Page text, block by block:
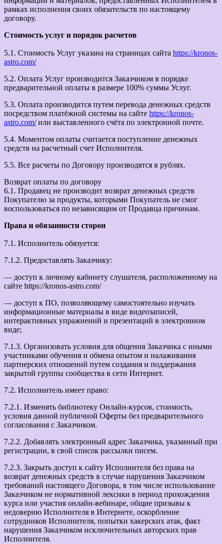
рамках исполнения своих обязательств по настоящему
договору.
Стоимость услуг и порядок расчетов
5.1. Стоимость Услуг указана на страницах сайта https://kronos-
astro.com/
5.2. Оплата Услуг производится Заказчиком в порядке
предварительной оплаты в размере 100% суммы Услуг.
5.3. Оплата производится путем перевода денежных средств
посредством платёжной системы на сайте https://kronos-
astro.com/или выставленного счёта по электронной почте.
5.4. Моментом оплаты считается поступление денежных
средств на расчетный счет Исполнителя.
5.5. Все расчеты по Договору производятся в рублях.
Возврат оплаты по договору
6.1. Продавец не производит возврат денежных средств
Покупателю за продукты, которыми Покупатель не смог
воспользоваться по независящим от Продавца причинам.
Права и обязанности сторон
7.1. Исполнитель обязуется:
7.1.2. Предоставлять Заказчику:
— доступ к личному кабинету слушателя, расположенному на
сайте https://kronos-astro.com/
— доступ к ПО, позволяющему самостоятельно изучать
информационные материалы в виде видеозаписей,
интерактивных упражнений и презентаций в электронном
виде;
7.1.3. Организовать условия для общения Заказчика с иными
участниками обучения и обмена опытом и налаживания
партнерских отношений путем создания и поддержания
закрытой группы сообщества в сети Интернет.
7.2. Исполнитель имеет право:
7.2.1. Изменять библиотеку Онлайн-курсов, стоимость,
условия данной публичной Оферты без предварительного
согласования с Заказчиком.
7.2.2. Добавлять электронный адрес Заказчика, указанный при
регистрации, в свой список рассылки писем.
7.2.3. Закрыть доступ к сайту Исполнителя без права на
возврат денежных средств в случае нарушения Заказчиком
требований настоящего Договора, в том числе использование
Заказчиком не нормативной лексики в период прохождения
курса или участия онлайн-вебинаре, общие призывы к
недоверию Исполнителя в Интернете, оскорбление
сотрудников Исполнителя, попытки хакерских атак, факт
нарушения Заказчиком исключительных авторских прав
Исполнителя.